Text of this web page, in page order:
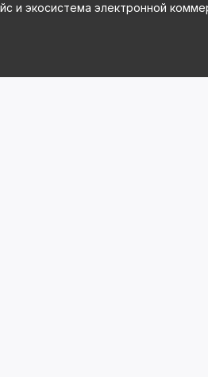
и экосистема электронной